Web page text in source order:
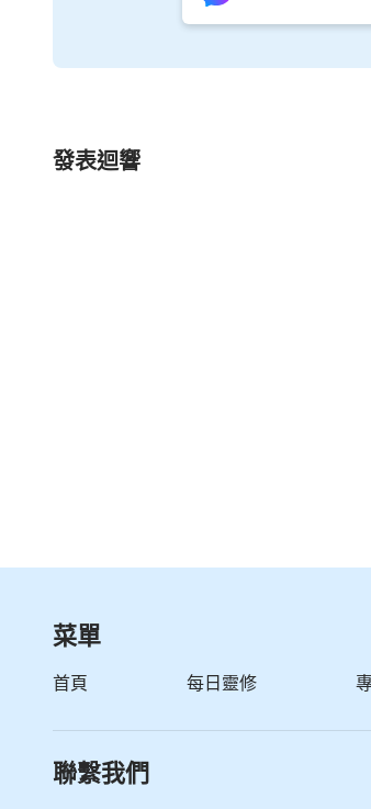
也不願下功夫在神的話中找到實行
結出來，當成自己的目標去追求，
愚昧的看法，或者是片面的看法、
發表迴響
菜單
首頁 每日靈修
聯繫我們